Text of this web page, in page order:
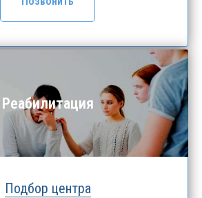
Реабилитация
Подбор центра